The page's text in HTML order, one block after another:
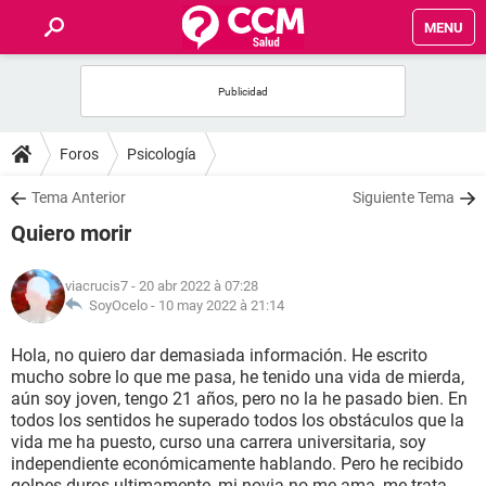
MENU
FORUMS
SALUD
FAMILIA
NUTRICIÓN
BIENESTAR
SEXUALIDAD
GLOSARIO
Foros Psicología
Tema Anterior Siguiente Tema
Quiero morir
viacrucis7 - 20 abr 2022 à 07:28
SoyOcelo - 10 may 2022 à 21:14
Hola, no quiero dar demasiada información. He escrito
mucho sobre lo que me pasa, he tenido una vida de mierda,
aún soy joven, tengo 21 años, pero no la he pasado bien. En
todos los sentidos he superado todos los obstáculos que la
vida me ha puesto, curso una carrera universitaria, soy
independiente económicamente hablando. Pero he recibido